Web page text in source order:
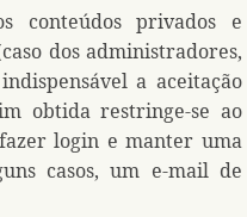
conteúdos privados e
dos administradores,
a aceitação
obtida restringe-se ao
login e manter uma
casos, um e-mail de